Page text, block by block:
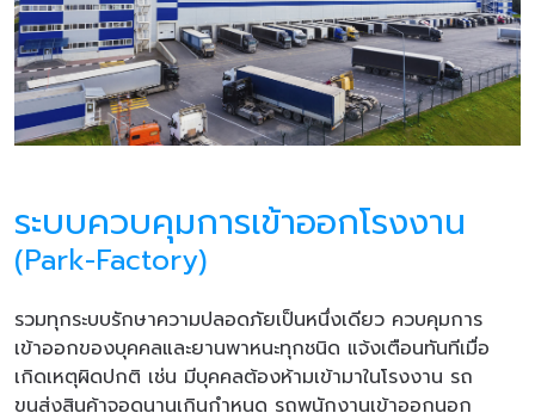
ระบบควบคุมการเข้าออกโรงงาน
(Park-Factory)
รวมทุกระบบรักษาความปลอดภัยเป็นหนึ่งเดียว ควบคุมการ
เข้าออกของบุคคลและยานพาหนะทุกชนิด แจ้งเตือนทันทีเมื่อ
เกิดเหตุผิดปกติ เช่น มีบุคคลต้องห้ามเข้ามาในโรงงาน รถ
ขนส่งสินค้าจอดนานเกินกำหนด รถพนักงานเข้าออกนอก